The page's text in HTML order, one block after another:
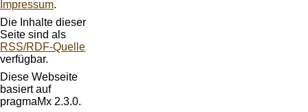
Impressum.
Die Inhalte dieser
Seite sind als
RSS/RDF-Quelle
verfügbar.
Diese Webseite
basiert auf
pragmaMx 2.3.0.